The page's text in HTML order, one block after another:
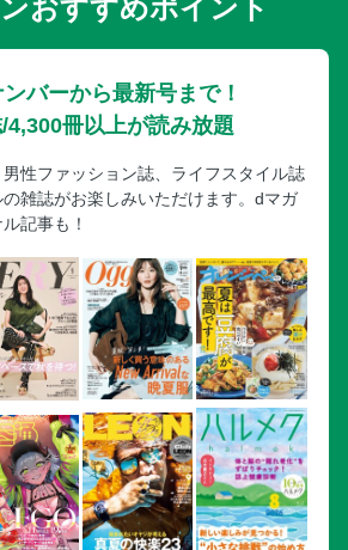
おすすめポイント
バーから最新号まで！
4,300冊以上が読み放題
性ファッション誌、ライフスタイル誌
雑誌がお楽しみいただけます。dマガ
記事も！